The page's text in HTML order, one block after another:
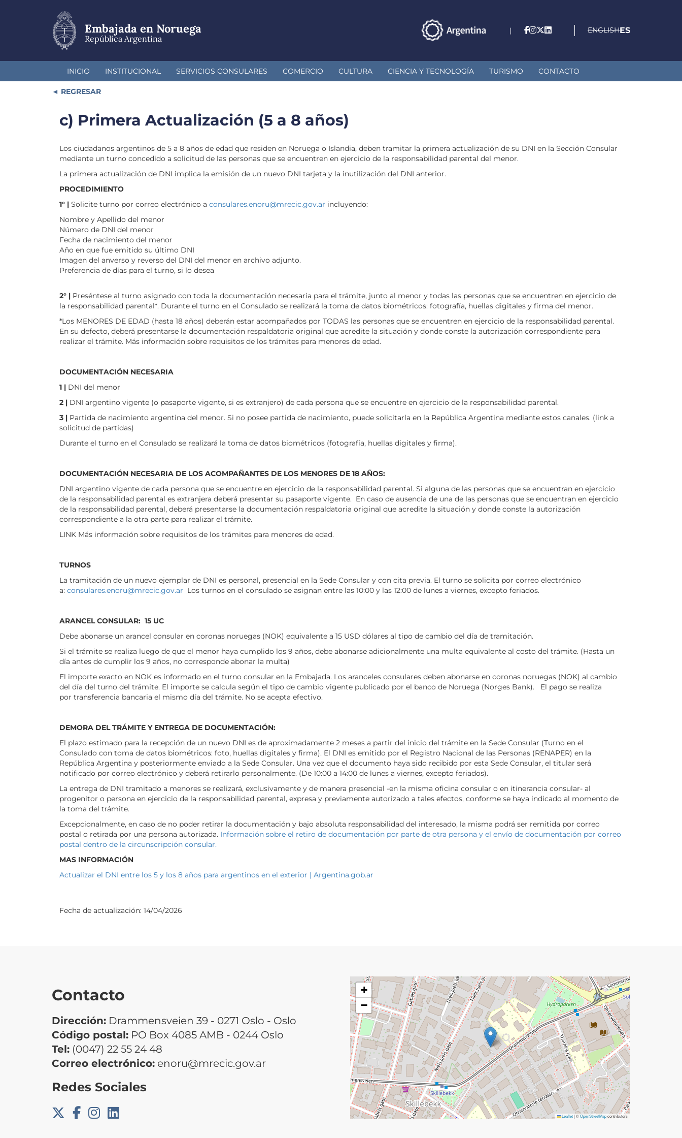
Embajada en Noruega
República Argentina
| ENGLISHES
INICIO INSTITUCIONAL SERVICIOS CONSULARES COMERCIO CULTURA CIENCIA Y TECNOLOGÍA TURISMO CONTACTO
REGRESAR
c) Primera Actualización (5 a 8 años)
Los ciudadanos argentinos de 5 a 8 años de edad que residen en Noruega o Islandia, deben tramitar la primera actualización de su DNI en la Sección Consular
mediante un turno concedido a solicitud de las personas que se encuentren en ejercicio de la responsabilidad parental del menor.
La primera actualización de DNI implica la emisión de un nuevo DNI tarjeta y la inutilización del DNI anterior.
PROCEDIMIENTO
1° | Solicite turno por correo electrónico a consulares.enoru@mrecic.gov.ar incluyendo:
Nombre y Apellido del menor
Número de DNI del menor
Fecha de nacimiento del menor
Año en que fue emitido su último DNI
Imagen del anverso y reverso del DNI del menor en archivo adjunto.
Preferencia de días para el turno, si lo desea
2° | Preséntese al turno asignado con toda la documentación necesaria para el trámite, junto al menor y todas las personas que se encuentren en ejercicio de
la responsabilidad parental*. Durante el turno en el Consulado se realizará la toma de datos biométricos: fotografía, huellas digitales y firma del menor.
*Los MENORES DE EDAD (hasta 18 años) deberán estar acompañados por TODAS las personas que se encuentren en ejercicio de la responsabilidad parental.
En su defecto, deberá presentarse la documentación respaldatoria original que acredite la situación y donde conste la autorización correspondiente para
realizar el trámite. Más información sobre requisitos de los trámites para menores de edad.
DOCUMENTACIÓN NECESARIA
1 | DNI del menor
2 | DNI argentino vigente (o pasaporte vigente, si es extranjero) de cada persona que se encuentre en ejercicio de la responsabilidad parental.
3 | Partida de nacimiento argentina del menor. Si no posee partida de nacimiento, puede solicitarla en la República Argentina mediante estos canales. (link a
solicitud de partidas)
Durante el turno en el Consulado se realizará la toma de datos biométricos (fotografía, huellas digitales y firma).
DOCUMENTACIÓN NECESARIA DE LOS ACOMPAÑANTES DE LOS MENORES DE 18 AÑOS:
DNI argentino vigente de cada persona que se encuentre en ejercicio de la responsabilidad parental. Si alguna de las personas que se encuentran en ejercicio
de la responsabilidad parental es extranjera deberá presentar su pasaporte vigente. En caso de ausencia de una de las personas que se encuentran en ejercicio
de la responsabilidad parental, deberá presentarse la documentación respaldatoria original que acredite la situación y donde conste la autorización
correspondiente a la otra parte para realizar el trámite.
LINK Más información sobre requisitos de los trámites para menores de edad.
TURNOS
La tramitación de un nuevo ejemplar de DNI es personal, presencial en la Sede Consular y con cita previa. El turno se solicita por correo electrónico
a: consulares.enoru@mrecic.gov.ar Los turnos en el consulado se asignan entre las 10:00 y las 12:00 de lunes a viernes, excepto feriados.
ARANCEL CONSULAR: 15 UC
Debe abonarse un arancel consular en coronas noruegas (NOK) equivalente a 15 USD dólares al tipo de cambio del día de tramitación.
Si el trámite se realiza luego de que el menor haya cumplido los 9 años, debe abonarse adicionalmente una multa equivalente al costo del trámite. (Hasta un
día antes de cumplir los 9 años, no corresponde abonar la multa)
El importe exacto en NOK es informado en el turno consular en la Embajada. Los aranceles consulares deben abonarse en coronas noruegas (NOK) al cambio
del día del turno del trámite. El importe se calcula según el tipo de cambio vigente publicado por el banco de Noruega (Norges Bank). El pago se realiza
por transferencia bancaria el mismo día del trámite. No se acepta efectivo.
DEMORA DEL TRÁMITE Y ENTREGA DE DOCUMENTACIÓN:
El plazo estimado para la recepción de un nuevo DNI es de aproximadamente 2 meses a partir del inicio del trámite en la Sede Consular (Turno en el
Consulado con toma de datos biométricos: foto, huellas digitales y firma). El DNI es emitido por el Registro Nacional de las Personas (RENAPER) en la
República Argentina y posteriormente enviado a la Sede Consular. Una vez que el documento haya sido recibido por esta Sede Consular, el titular será
notificado por correo electrónico y deberá retirarlo personalmente. (De 10:00 a 14:00 de lunes a viernes, excepto feriados).
La entrega de DNI tramitado a menores se realizará, exclusivamente y de manera presencial -en la misma oficina consular o en itinerancia consular- al
progenitor o persona en ejercicio de la responsabilidad parental, expresa y previamente autorizado a tales efectos, conforme se haya indicado al momento de
la toma del trámite.
Excepcionalmente, en caso de no poder retirar la documentación y bajo absoluta responsabilidad del interesado, la misma podrá ser remitida por correo
postal o retirada por una persona autorizada. Información sobre el retiro de documentación por parte de otra persona y el envío de documentación por correo
postal dentro de la circunscripción consular.
MAS INFORMACIÓN
Actualizar el DNI entre los 5 y los 8 años para argentinos en el exterior | Argentina.gob.ar
Fecha de actualización: 14/04/2026
Contacto
Dirección: Drammensveien 39 - 0271 Oslo - Oslo
Código postal: PO Box 4085 AMB - 0244 Oslo
Tel: (0047) 22 55 24 48
Correo electrónico: enoru@mrecic.gov.ar
Redes Sociales
+
−
Leaflet|©OpenStreetMapcontributors